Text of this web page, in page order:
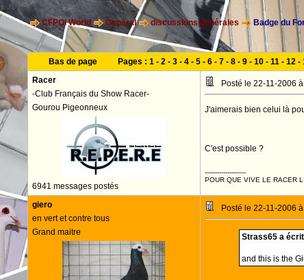
CFPOI World General discussions générales Badge du
Bas de page Pages : 1- 2- 3- 4- 5- 6- 7- 8- 9- 10- 11- 12-
Racer
-Club Français du Show Racer-
Gourou Pigeonneux
6941 messages postés
Posté le 22-11-2006
J'aimerais bien celui là
C'est possible ?
--------------------
POUR QUE VIVE LE RACER
giero
en vert et contre tous
Grand maitre
Posté le 22-11-2006
Strass65 a
and this is the